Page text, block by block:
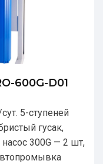
600G-D01
5-ступеней
гусак,
300G — 2 шт,